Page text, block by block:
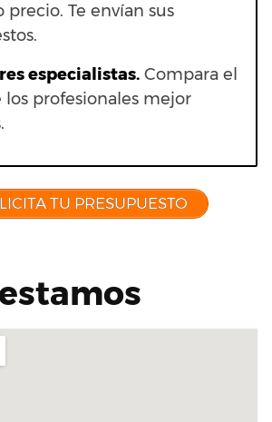
precio. Te envían sus
especialistas. Compara el
los profesionales mejor
TU PRESUPUESTO